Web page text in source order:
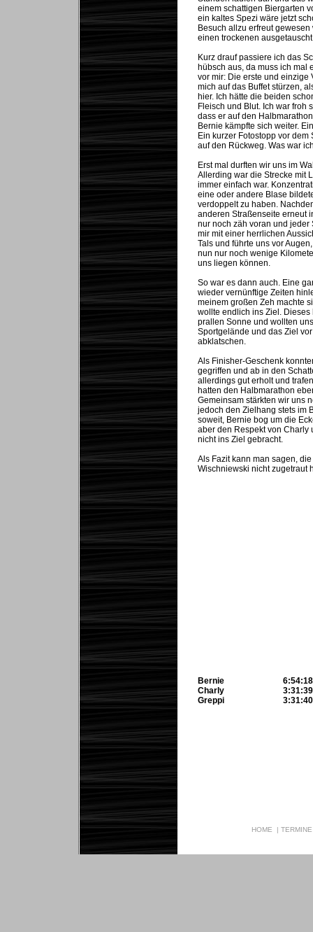
einem schattigen Biergarten
ein kaltes Spezi wäre jetzt
Besuch allzu erfreut
einen trockenen
Kurz drauf passiere ich das
hübsch aus, da muss ich mal
vor mir: Die erste und einzige
mich auf das Buffet stürzen,
hier. Ich hätte die beiden
Fleisch und Blut. Ich war froh
dass er auf den
Bernie kämpfte sich weiter.
Ein kurzer Fotostopp vor
auf den Rückweg. Was war
Erst mal durften wir uns im
Allerding war die Strecke mit
immer einfach war.
eine oder andere Blase
verdoppelt zu haben.
anderen Straßenseite erneut
nur noch zäh voran und
mir mit einer herrlichen
Tals und führte uns vor
nun nur noch wenige
uns liegen können.
So war es dann auch. Eine
wieder vernünftige Zeiten
meinem großen Zeh machte
wollte endlich ins Ziel.
prallen Sonne und wollten
Sportgelände und das Ziel
abklatschen.
Als Finisher-Geschenk
gegriffen und ab in den
allerdings gut erholt und
hatten den Halbmarathon
Gemeinsam stärkten wir uns
jedoch den Zielhang stets im
soweit, Bernie bog um die
aber den Respekt von
nicht ins Ziel gebracht.
Als Fazit kann man sagen,
Wischniewski nicht zugetraut
Bernie
Charly
Greppi
6:54:18
HOME | TERMINE